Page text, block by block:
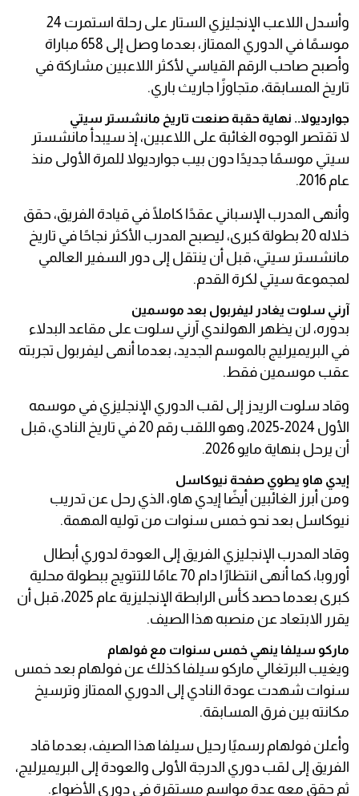
وأسدل اللاعب الإنجليزي الستار على رحلة استمرت 24
موسمًا في الدوري الممتاز، بعدما وصل إلى 658 مباراة
وأصبح صاحب الرقم القياسي لأكثر اللاعبين مشاركة في
تاريخ المسابقة، متجاوزًا جاريث باري.
جوارديولا.. نهاية حقبة صنعت تاريخ مانشستر سيتي
لا تقتصر الوجوه الغائبة على اللاعبين، إذ سيبدأ مانشستر
سيتي موسمًا جديدًا دون بيب جوارديولا للمرة الأولى منذ
عام 2016.
وأنهى المدرب الإسباني عقدًا كاملًا في قيادة الفريق، حقق
خلاله 20 بطولة كبرى، ليصبح المدرب الأكثر نجاحًا في تاريخ
مانشستر سيتي، قبل أن ينتقل إلى دور السفير العالمي
لمجموعة سيتي لكرة القدم.
آرني سلوت يغادر ليفربول بعد موسمين
بدوره، لن يظهر الهولندي آرني سلوت على مقاعد البدلاء
في البريميرليج بالموسم الجديد، بعدما أنهى ليفربول تجربته
عقب موسمين فقط.
وقاد سلوت الريدز إلى لقب الدوري الإنجليزي في موسمه
الأول 2024-2025، وهو اللقب رقم 20 في تاريخ النادي، قبل
أن يرحل بنهاية مايو 2026.
إيدي هاو يطوي صفحة نيوكاسل
ومن أبرز الغائبين أيضًا إيدي هاو، الذي رحل عن تدريب
نيوكاسل بعد نحو خمس سنوات من توليه المهمة.
وقاد المدرب الإنجليزي الفريق إلى العودة لدوري أبطال
أوروبا، كما أنهى انتظارًا دام 70 عامًا للتتويج ببطولة محلية
كبرى بعدما حصد كأس الرابطة الإنجليزية عام 2025، قبل أن
يقرر الابتعاد عن منصبه هذا الصيف.
ماركو سيلفا ينهي خمس سنوات مع فولهام
ويغيب البرتغالي ماركو سيلفا كذلك عن فولهام بعد خمس
سنوات شهدت عودة النادي إلى الدوري الممتاز وترسيخ
مكانته بين فرق المسابقة.
وأعلن فولهام رسميًا رحيل سيلفا هذا الصيف، بعدما قاد
الفريق إلى لقب دوري الدرجة الأولى والعودة إلى البريميرليج،
ثم حقق معه عدة مواسم مستقرة في دوري الأضواء.